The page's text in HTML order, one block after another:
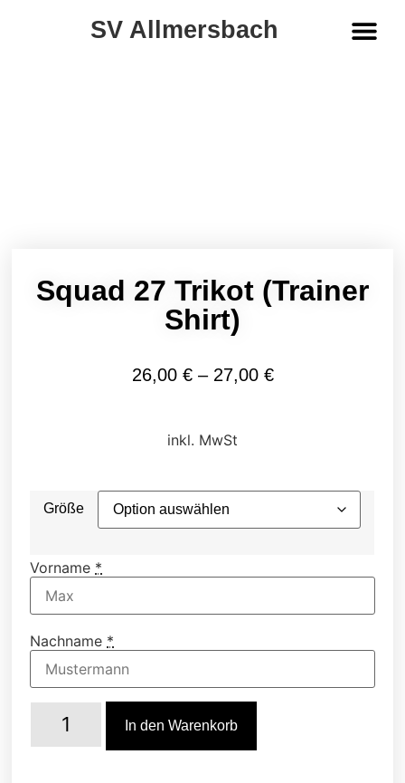
SV Allmersbach
Squad 27 Trikot (Trainer
Shirt)
26,00 €– 27,00 €
inkl. MwSt
Größe
Vorname *
Nachname *
In den Warenkorb